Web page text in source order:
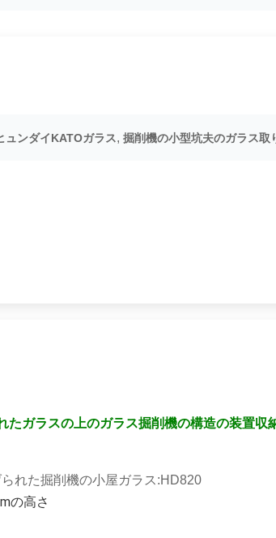
ュンダイKATOガラス, 掘削機の小型坑夫のガラス取
たガラスの上のガラス掘削機の構造の装置収
れた掘削機の小屋ガラス:HD820
の高さ